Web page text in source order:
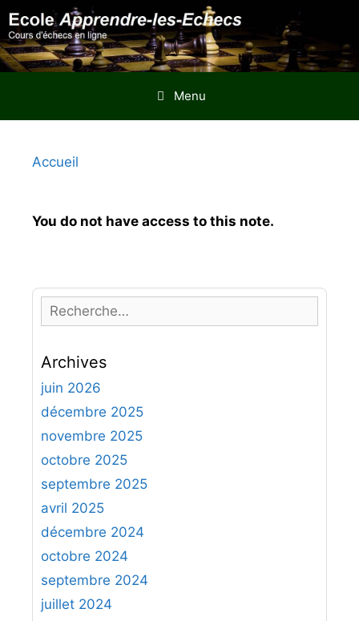
Aller
au
contenu
Menu
Accueil
You do not have access to this note.
e
h
e
r
h
e
r
:
Archives
juin 2026
décembre 2025
novembre 2025
octobre 2025
septembre 2025
avril 2025
décembre 2024
octobre 2024
septembre 2024
juillet 2024